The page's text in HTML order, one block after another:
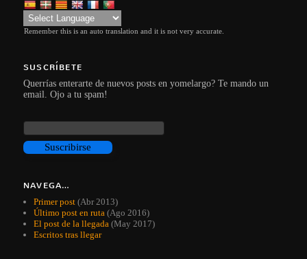
Remember this is an auto translation and it is not very accurate.
SUSCRÍBETE
Querrías enterarte de nuevos posts en yomelargo? Te mando un
email. Ojo a tu spam!
NAVEGA…
Primer post (Abr 2013)
Último post en ruta (Ago 2016)
El post de la llegada (May 2017)
Escritos tras llegar